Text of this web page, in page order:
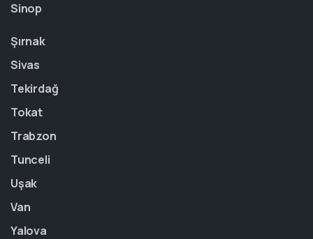
Sinop
Şırnak
Sivas
Tekirdağ
Tokat
Trabzon
Tunceli
Uşak
Van
Yalova